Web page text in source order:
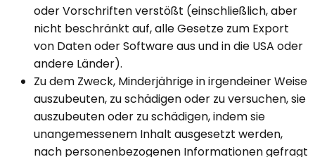
oder Vorschriften verstößt (einschließlich, aber
nicht beschränkt auf, alle Gesetze zum Export
von Daten oder Software aus und in die USA oder
andere Länder).
Zu dem Zweck, Minderjährige in irgendeiner Weise
auszubeuten, zu schädigen oder zu versuchen, sie
auszubeuten oder zu schädigen, indem sie
unangemessenem Inhalt ausgesetzt werden,
nach personenbezogenen Informationen gefragt